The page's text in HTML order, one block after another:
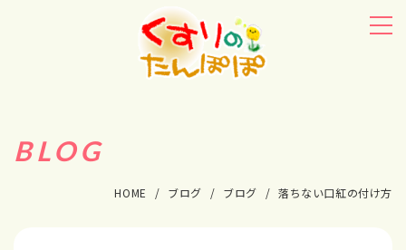
BLOG
HOME ブログ ブログ 落ちない口紅の付け方